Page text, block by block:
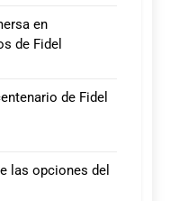
en
de Fidel
de Fidel
las opciones del